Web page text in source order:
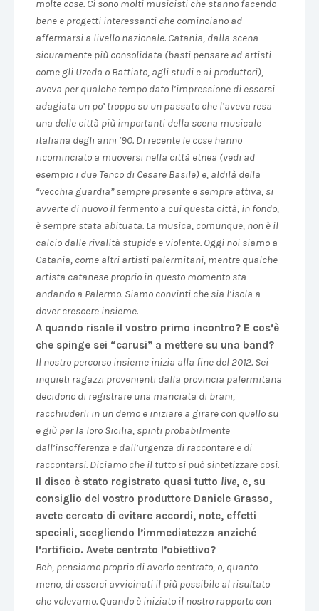
molte cose. Ci sono molti musicisti che stanno facendo
bene e progetti interessanti che cominciano ad
affermarsi a livello nazionale. Catania, dalla scena
sicuramente più consolidata (basti pensare ad artisti
come gli Uzeda o Battiato, agli studi e ai produttori),
aveva per qualche tempo dato l’impressione di essersi
adagiata un po’ troppo su un passato che l’aveva resa
una delle città più importanti della scena musicale
italiana degli anni ‘90. Di recente le cose hanno
ricominciato a muoversi nella città etnea (vedi ad
esempio i due Tenco di Cesare Basile) e, aldilà della
“vecchia guardia” sempre presente e sempre attiva, si
avverte di nuovo il fermento a cui questa città, in fondo,
è sempre stata abituata. La musica, comunque, non è il
calcio dalle rivalità stupide e violente. Oggi noi siamo a
Catania, come altri artisti palermitani, mentre qualche
artista catanese proprio in questo momento sta
andando a Palermo. Siamo convinti che sia l’isola a
dover crescere insieme.
A quando risale il vostro primo incontro? E cos’è
che spinge sei “carusi” a mettere su una band?
Il nostro percorso insieme inizia alla fine del 2012. Sei
inquieti ragazzi provenienti dalla provincia palermitana
decidono di registrare una manciata di brani,
racchiuderli in un demo e iniziare a girare con quello su
e giù per la loro Sicilia, spinti probabilmente
dall’insofferenza e dall’urgenza di raccontare e di
raccontarsi. Diciamo che il tutto si può sintetizzare così.
Il disco è stato registrato quasi tutto live, e, su
consiglio del vostro produttore Daniele Grasso,
avete cercato di evitare accordi, note, effetti
speciali, scegliendo l’immediatezza anziché
l’artificio. Avete centrato l’obiettivo?
Beh, pensiamo proprio di averlo centrato, o, quanto
meno, di esserci avvicinati il più possibile al risultato
che volevamo. Quando è iniziato il nostro rapporto con